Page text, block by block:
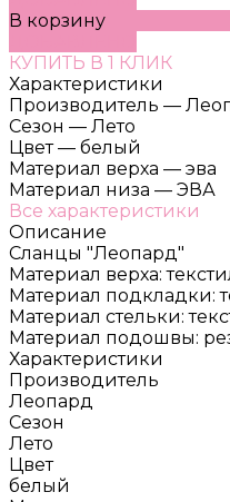
В корзину
КУПИТЬ В 1 КЛИК
Характеристики
Производитель —
Сезон — Лето
Цвет — белый
Материал верха — эва
Материал низа — ЭВА
Все характеристики
Описание
Сланцы "Леопард"
Материал верха:
Материал подкладки:
Материал стельки:
Материал подошвы:
Характеристики
Производитель
Леопард
Сезон
Лето
Цвет
белый